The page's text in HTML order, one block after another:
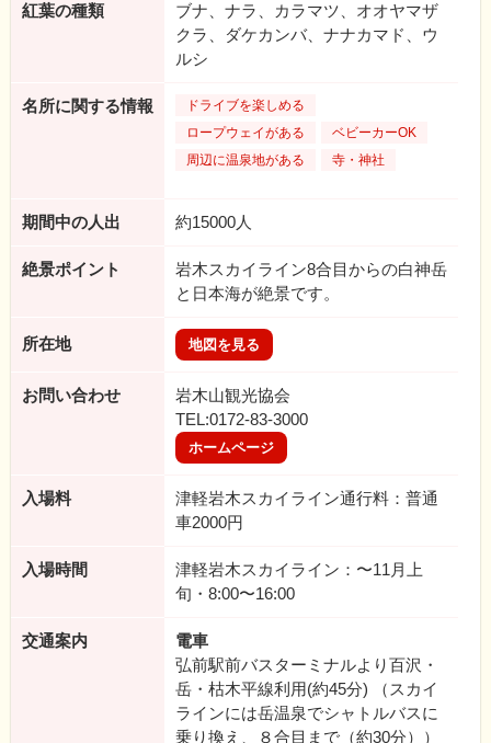
紅葉の種類
ブナ、ナラ、カラマツ、オオヤマザ
クラ、ダケカンバ、ナナカマド、ウ
ルシ
名所に関する情報
ドライブを楽しめる
ロープウェイがある
ベビーカーOK
周辺に温泉地がある
寺・神社
期間中の人出 約15000人
絶景ポイント
岩木スカイライン8合目からの白神岳
と日本海が絶景です。
所在地 地図を見る
お問い合わせ
岩木山観光協会
TEL:0172-83-3000
ホームページ
入場料
津軽岩木スカイライン通行料：普通
車2000円
入場時間
津軽岩木スカイライン：〜11月上
旬・8:00〜16:00
交通案内
電車
弘前駅前バスターミナルより百沢・
岳・枯木平線利用(約45分) （スカイ
ラインには岳温泉でシャトルバスに
乗り換え、８合目まで（約30分））